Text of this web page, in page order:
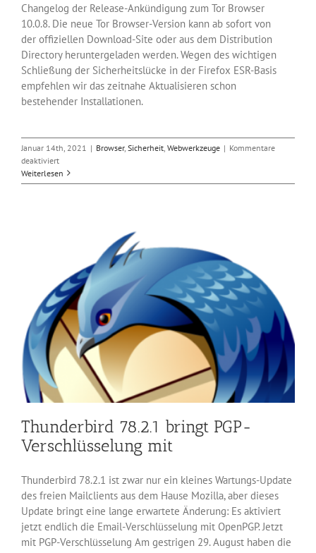
Changelog der Release-Ankündigung zum Tor Browser
10.0.8. Die neue Tor Browser-Version kann ab sofort von
der offiziellen Download-Site oder aus dem Distribution
Directory heruntergeladen werden. Wegen des wichtigen
Schließung der Sicherheitslücke in der Firefox ESR-Basis
empfehlen wir das zeitnahe Aktualisieren schon
bestehender Installationen.
Januar 14th, 2021 | Browser, Sicherheit Webwerkzeuge | Kommentare
deaktiviertfür
Tor-
Browser-
Weiterlesen
Thunderbird 78.2.1 bringt PGP-
Verschlüsselung mit
Thunderbird 78.2.1 ist zwar nur ein kleines Wartungs-Update
des freien Mailclients aus dem Hause Mozilla, aber dieses
Update bringt eine lange erwartete Änderung: Es aktiviert
jetzt endlich die Email-Verschlüsselung mit OpenPGP. Jetzt
mit PGP-Verschlüsselung Am gestrigen 29. August haben die